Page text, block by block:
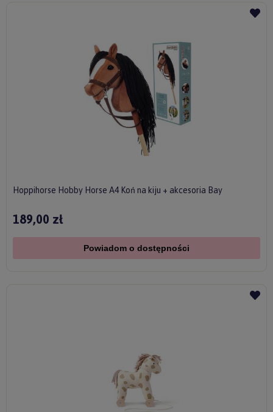
Hoppihorse Hobby Horse A4 Koń na kiju + akcesoria Bay
189,00 zł
Powiadom o dostępności